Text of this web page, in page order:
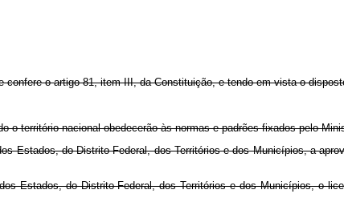
confere o artigo 81, item III, da Constituição, e tendo em vista o
o território nacional obedecerão às normas e padrões fixados pelo
Estados, do Distrito Federal, dos Territórios e dos Municípios, a
Estados, do Distrito Federal, dos Territórios e dos Municípios, o